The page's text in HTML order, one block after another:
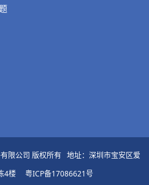
限公司 版权所有 地址：深圳市宝安区爱
栋4楼粤ICP备17086621号